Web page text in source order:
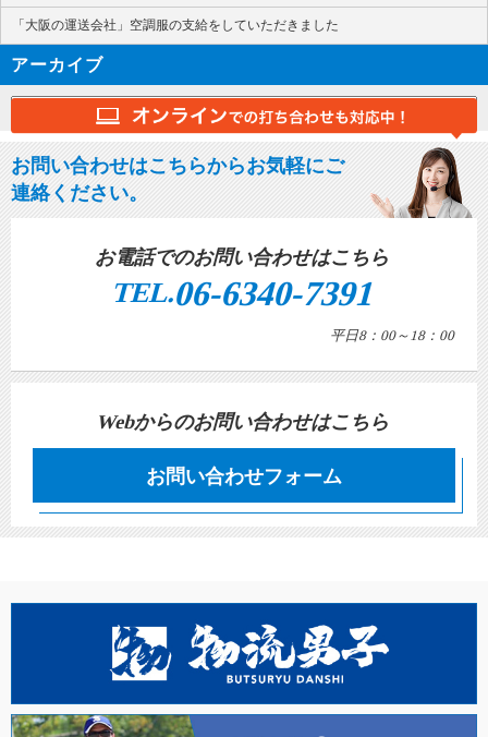
「大阪の運送会社」空調服の支給をしていただきました
アーカイブ
お問い合わせはこちらからお気軽にご
連絡ください。
お電話でのお問い合わせはこちら
TEL.06-6340-7391
平日8：00～18：00
Webからのお問い合わせはこちら
お問い合わせフォーム